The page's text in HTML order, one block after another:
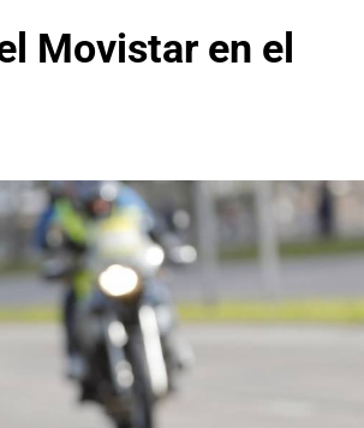
Movistar en el